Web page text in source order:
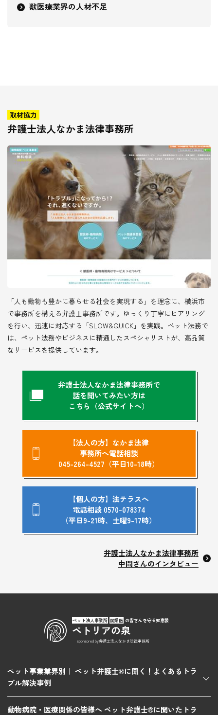
獣医療業界の人材不足
取材協力
弁護士法人なかま法律事務所
「人も動物も豊かに暮らせる社会を実現する」を理念に、横浜市
で事務所を構える弁護士事務所です。ゆっくり丁寧にヒアリング
を行い、迅速に対応する「SLOW&QUICK」を実践。ペット法務で
は、ペット法務やビジネスに精通したスペシャリストが、高品質
なサービスを提供しています。
弁護士法人なかま法律事務所で
話を聞いてみたい方は
こちら（公式サイトへ）
【法人の方】なかま法律
事務所へ電話相談
045-264-4527（平日10-18時）
【個人の方】法テラスへ
電話相談 0570-078374
（平日9-21時、土曜9-17時）
弁護士法人なかま法律事務所
中間さんのインタビュー
ペット法人事業所 開業医 の皆さんを守る知恵袋
ペトリアの泉
sponsored by弁護士法人なかま法律事務所
ペット事業業界別｜ ペット弁護士®に聞く！よくあるトラ
ブル解決事例
動物病院・医療関係の皆様へ ペット弁護士®に聞いたトラ